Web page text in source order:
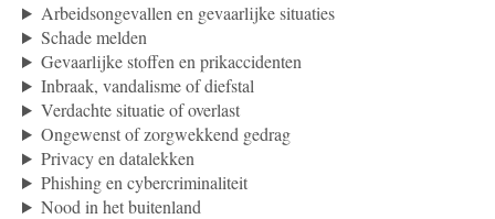
Arbeidsongevallen en gevaarlijke situaties
Schade melden
Gevaarlijke stoffen en prikaccidenten
Inbraak, vandalisme of diefstal
Verdachte situatie of overlast
Ongewenst of zorgwekkend gedrag
Privacy en datalekken
Phishing en cybercriminaliteit
Nood in het buitenland